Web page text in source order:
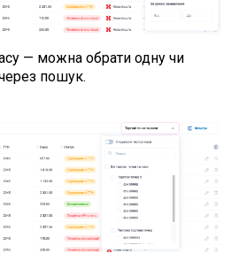
— можна обрати одну чи
пошук.